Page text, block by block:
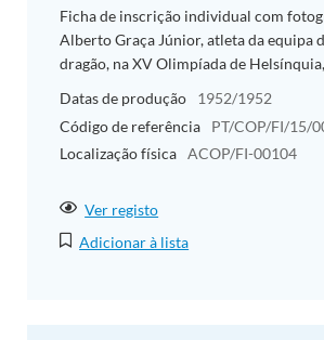
Ficha de inscrição individual com
Alberto Graça Júnior, atleta da equipa
dragão, na XV Olimpíada de
Datas de produção
1952/1952
Código de referência
PT/COP/FI/15/
Localização física ACOP/FI-00104
Ver registo
Adicionar à lista